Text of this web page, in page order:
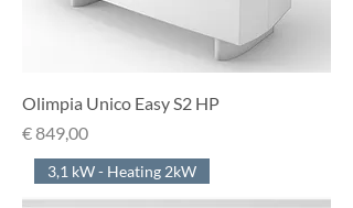
Olimpia Unico Easy S2 HP
Prijs
€ 849,00
3,1 kW - Heating 2kW